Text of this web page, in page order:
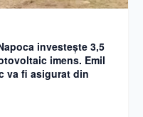
investește 3,5
imens. Emil
va fi asigurat din